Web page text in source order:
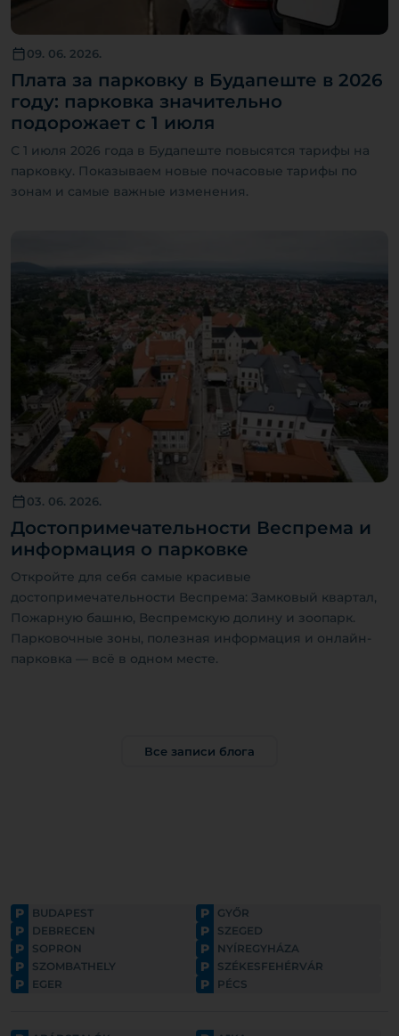
09. 06. 2026.
Плата за парковку в Будапеште в 2026
году: парковка значительно
подорожает с 1 июля
С 1 июля 2026 года в Будапеште повысятся тарифы на
парковку. Показываем новые почасовые тарифы по
зонам и самые важные изменения.
03. 06. 2026.
Достопримечательности Веспрема и
информация о парковке
Откройте для себя самые красивые
достопримечательности Веспрема: Замковый квартал,
Пожарную башню, Веспремскую долину и зоопарк.
Парковочные зоны, полезная информация и онлайн-
парковка — всё в одном месте.
Все записи блога
P BUDAPEST P GYŐR
P DEBRECEN P SZEGED
P SOPRON P NYÍREGYHÁZA
P SZOMBATHELY P SZÉKESFEHÉRVÁR
P EGER P PÉCS